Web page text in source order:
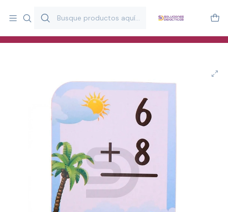
y estimulación infantil en Chile.
Especialistas en recursos educativos para aulas, terapeutas y